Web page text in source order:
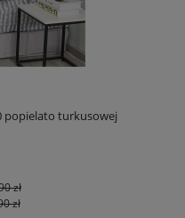
popielato turkusowej
zł
zł